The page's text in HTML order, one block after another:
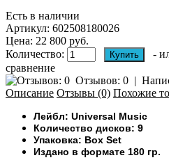
Есть в наличии
Артикул: 602508180026
Цена: 22 800 руб.
Количество:
-
сравнение
Отзывов: 0 |
Описание Отзывы (0) Похожие
Лейбл: Universal Music
Количество дисков: 9
Упаковка: Box Set
Издано в формате 180 гр.